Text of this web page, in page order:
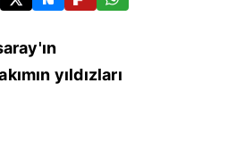
yıldızları